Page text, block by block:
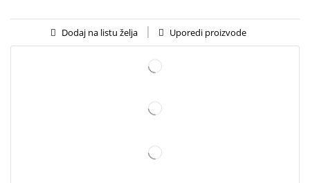
Dodaj na listu želja Uporedi proizvode